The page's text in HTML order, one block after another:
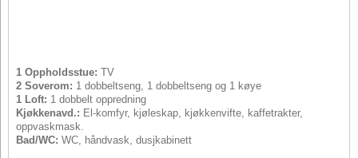
1 Oppholdsstue: TV
2 Soverom: 1 dobbeltseng, 1 dobbeltseng og 1 køye
1 Loft: 1 dobbelt oppredning
Kjøkkenavd.: El-komfyr, kjøleskap, kjøkkenvifte, kaffetrakter,
oppvaskmask.
Bad/WC: WC, håndvask, dusjkabinett